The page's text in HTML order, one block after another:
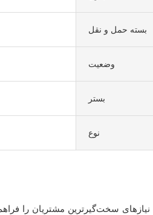
بسته حمل و نقل
وضعیت
بستر
نوع